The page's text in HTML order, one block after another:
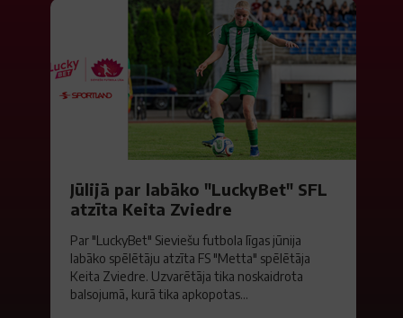
Jūlijā par labāko "LuckyBet" SFL
atzīta Keita Zviedre
Par "LuckyBet" Sieviešu futbola līgas jūnija
labāko spēlētāju atzīta FS "Metta" spēlētāja
Keita Zviedre. Uzvarētāja tika noskaidrota
balsojumā, kurā tika apkopotas...